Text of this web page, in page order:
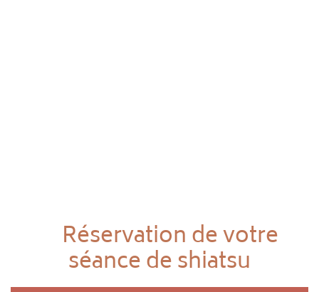
Réservation de votre
séance de shiatsu